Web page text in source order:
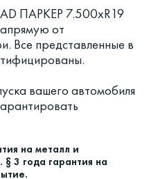
ПАРКЕР 7.500xR19
от
Все представленные в
вашего автомобиля
на металл и
3 года гарантия на